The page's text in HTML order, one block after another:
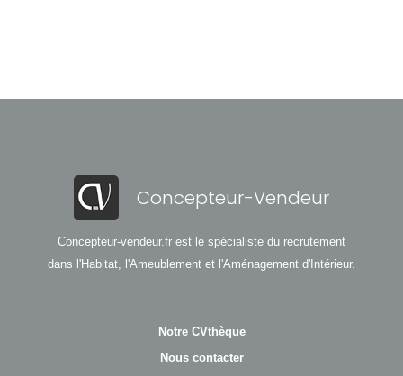
Concepteur-Vendeur
Concepteur-vendeur.fr est le spécialiste du recrutement
dans l'Habitat, l'Ameublement et l'Aménagement d'Intérieur.
Notre CVthèque
Nous contacter